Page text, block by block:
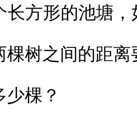
长方形的池塘
棵树之间的距
少棵？